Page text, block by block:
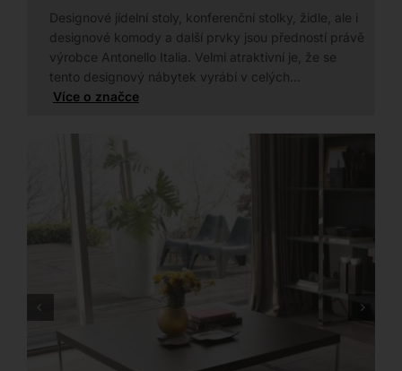
Designové jídelní stoly, konferenční stolky, židle, ale i
designové komody a další prvky jsou předností právě
výrobce Antonello Italia. Velmi atraktivní je, že se
tento designový nábytek vyrábí v celých…
Více o značce